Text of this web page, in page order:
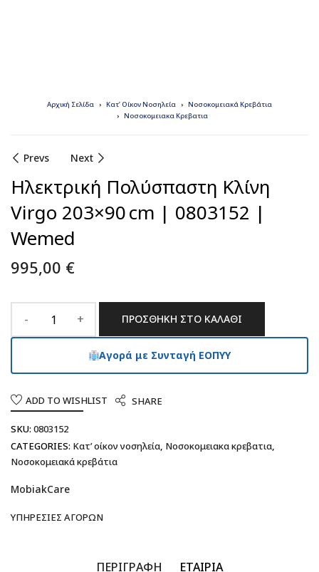
Αρχική Σελίδα Κατ’ Οίκον Νοσηλεία
Νοσοκομειακά Κρεβάτια
Νοσοκομειακα Κρεβατια
Prevs Next
Ηλεκτρική Πολύσπαστη Κλίνη
Virgo 203×90 cm | 0803152 |
Wemed
995,00 €
ΠΡΟΣΘΉΚΗ ΣΤΟ ΚΑΛΆΘΙ
Αγορά με Συνταγή ΕΟΠΥΥ
ADD TO WISHLIST SHARE
SKU: 0803152
CATEGORIES: Κατ’ οίκον νοσηλεία, Νοσοκομειακα κρεβατια,
Νοσοκομειακά κρεβάτια
MobiakCare
ΥΠΗΡΕΣΊΕΣ ΑΓΟΡΏΝ
ΠΕΡΙΓΡΑΦΉ ΕΤΑΙΡΊΑ